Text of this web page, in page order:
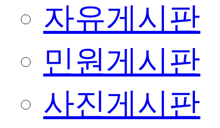
자유게시판
민원게시판
사진게시판